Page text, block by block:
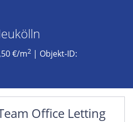
€/m2 | Objekt-ID:
Office Letting